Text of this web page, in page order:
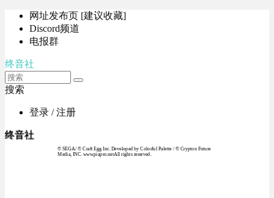
网址发布页 [建议收藏]
Discord频道
电报群
终音社
搜索
登录 / 注册
终音社
© SEGA / © Craft Egg Inc. Developed by Colorful Palette / © Crypton Future
Media, INC. www.piapro.netAll rights reserved.